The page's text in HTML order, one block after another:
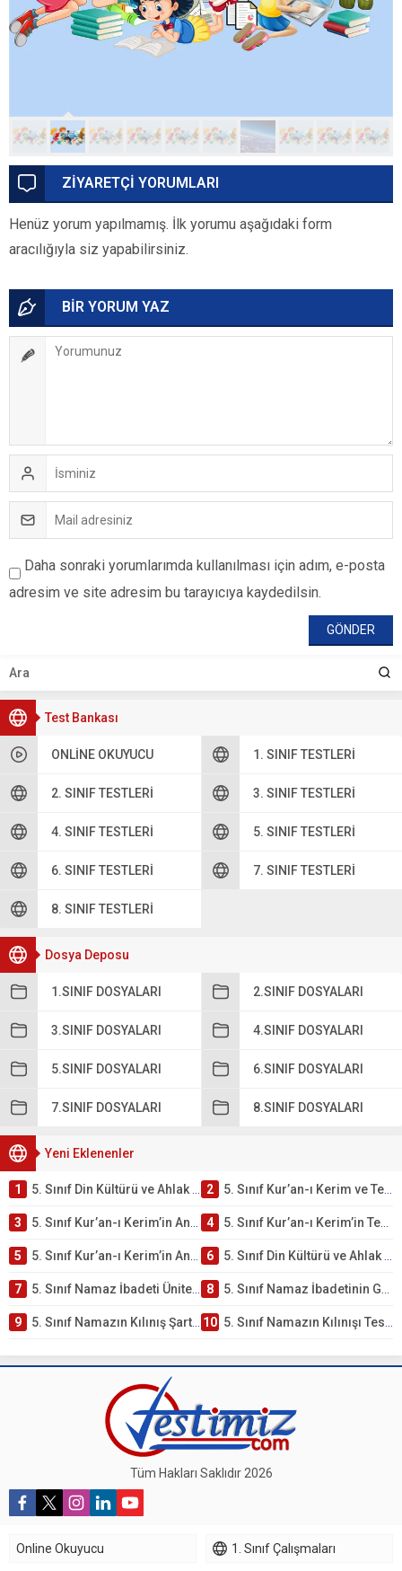
Test Bankası
ONLINE OKUYUCU 1. SINIF TESTLERI
2. SINIF TESTLERI 3. SINIF TESTLERI
4. SINIF TESTLERI 5. SINIF TESTLERI
6. SINIF TESTLERI 7. SINIF TESTLERI
8. SINIF TESTLERI
Dosya Deposu
1.SINIF DOSYALARI 2.SINIF DOSYALARI
3.SINIF DOSYALARI 4.SINIF DOSYALARI
5.SINIF DOSYALARI 6.SINIF DOSYALARI
7.SINIF DOSYALARI 8.SINIF DOSYALARI
Yeni Eklenenler
1 5. Sınıf Din Kültürü ve Ahlak Bilgisi 2. Ünite: Kur’an-ı Kerim Çalışmaları 2 5. Sınıf Kur’an-ı Kerim ve Temel Özellikleri Testi – Online Çöz
3 5. Sınıf Kur’an-ı Kerim’in Ana Konuları Testi – Online Çöz 4 5. Sınıf Kur’an-ı Kerim’in Temel Özellikleri ve Önemi Testi – Online Çöz
5 5. Sınıf Kur’an-ı Kerim’in Anlamı ve Önemi Testi – Online Çöz 6 5. Sınıf Din Kültürü ve Ahlak Bilgisi 2. Ünite: Namaz İbadeti Çalışmaları
7 5. Sınıf Namaz İbadeti Ünite Testi – Online Çöz 8 5. Sınıf Namaz İbadetinin Getirdiği Faydalar Testi
9 5. Sınıf Namazın Kılınış Şartları Testi 10 5. Sınıf Namazın Kılınışı Testi – Online Çöz
ZİYARETÇİ YORUMLARI
Henüz yorum yapılmamış. İlk yorumu aşağıdaki form
aracılığıyla siz yapabilirsiniz.
BİR YORUM YAZ
Daha sonraki yorumlarımda kullanılması için adım, e-posta
adresim ve site adresim bu tarayıcıya kaydedilsin.
Tüm Hakları Saklıdır 2026
Online Okuyucu 1. Sınıf Çalışmaları